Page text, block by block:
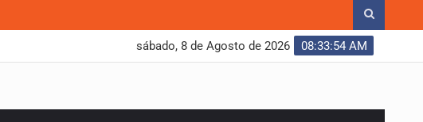
08:33:55 AM
sábado, 8 de Agosto de 2026